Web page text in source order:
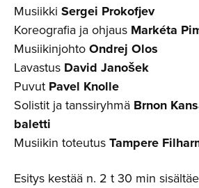
Musiikki Sergei Prokofjev
Koreografia ja ohjaus Markéta
MusiikinjohtoOndrej Olos
Lavastus David Janošek
Puvut Pavel Knolle
Solistit ja tanssiryhmä Brnon
baletti
Musiikin toteutusTampere
Esitys kestää n. 2 t 30 min